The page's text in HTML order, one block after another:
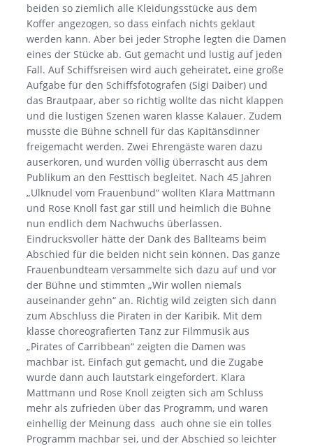
beiden so ziemlich alle Kleidungsstücke aus dem
Koffer angezogen, so dass einfach nichts geklaut
werden kann. Aber bei jeder Strophe legten die Damen
eines der Stücke ab. Gut gemacht und lustig auf jeden
Fall. Auf Schiffsreisen wird auch geheiratet, eine große
Aufgabe für den Schiffsfotografen (Sigi Daiber) und
das Brautpaar, aber so richtig wollte das nicht klappen
und die lustigen Szenen waren klasse Kalauer. Zudem
musste die Bühne schnell für das Kapitänsdinner
freigemacht werden. Zwei Ehrengäste waren dazu
auserkoren, und wurden völlig überrascht aus dem
Publikum an den Festtisch begleitet. Nach 45 Jahren
„Ulknudel vom Frauenbund“ wollten Klara Mattmann
und Rose Knoll fast gar still und heimlich die Bühne
nun endlich dem Nachwuchs überlassen.
Eindrucksvoller hätte der Dank des Ballteams beim
Abschied für die beiden nicht sein können. Das ganze
Frauenbundteam versammelte sich dazu auf und vor
der Bühne und stimmten „Wir wollen niemals
auseinander gehn“ an. Richtig wild zeigten sich dann
zum Abschluss die Piraten in der Karibik. Mit dem
klasse choreografierten Tanz zur Filmmusik aus
„Pirates of Carribbean“ zeigten die Damen was
machbar ist. Einfach gut gemacht, und die Zugabe
wurde dann auch lautstark eingefordert. Klara
Mattmann und Rose Knoll zeigten sich am Schluss
mehr als zufrieden über das Programm, und waren
einhellig der Meinung dass auch ohne sie ein tolles
Programm machbar sei, und der Abschied so leichter